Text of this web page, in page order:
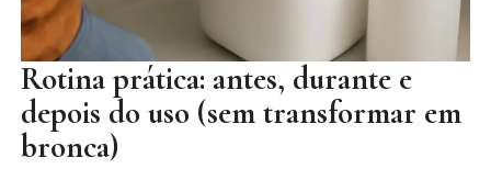
Rotina prática: antes, durante e
depois do uso (sem transformar em
bronca)